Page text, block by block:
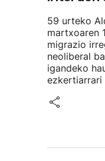
59 urteko
martxoaren
migrazio
neoliberal
igandeko
ezkertiarrari